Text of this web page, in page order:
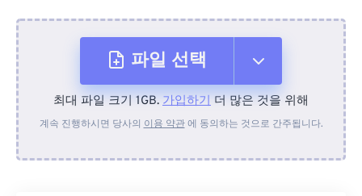
파일 선택
장치에서
최대 파일 크기 1GB. 가입하기 더 많은 것을 위해
계속 진행하시면 당사의 이용 약관에 동의하는 것으로 간주됩니다.